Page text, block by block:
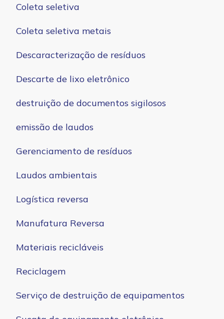
Coleta seletiva
Coleta seletiva metais
Descaracterização de resíduos
Descarte de lixo eletrônico
destruição de documentos sigilosos
emissão de laudos
Gerenciamento de resíduos
Laudos ambientais
Logística reversa
Manufatura Reversa
Materiais recicláveis
Reciclagem
Serviço de destruição de equipamentos